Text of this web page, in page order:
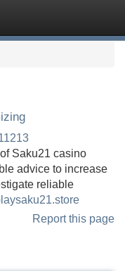
Saku21 casino
advice to increase
reliable
Report this page